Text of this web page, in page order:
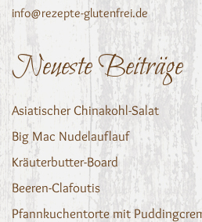
info@rezepte-glutenfrei.de
Neueste Beiträge
Asiatischer Chinakohl-Salat
Big Mac Nudelauflauf
Kräuterbutter-Board
Beeren-Clafoutis
Pfannkuchentorte mit